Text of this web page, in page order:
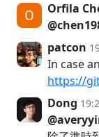
Orfila
patcon
In case
https://
Dong